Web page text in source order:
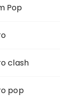
Pop
clash
pop